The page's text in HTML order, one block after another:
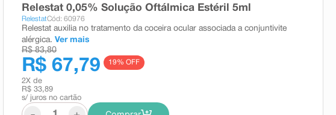
Relestat 0,05% Solução Oftálmica Estéril 5ml
RelestatCód: 60976
Relestat auxilia no tratamento da coceira ocular associada a conjuntivite
alérgica. Ver mais
R$ 83,80
R$ 67,79 19% OFF
2X de
R$ 33,89
s/ juros no cartão